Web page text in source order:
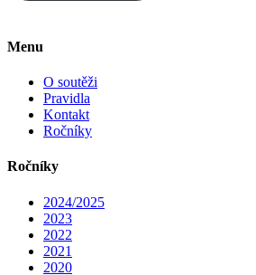
Menu
O soutěži
Pravidla
Kontakt
Ročníky
Ročníky
2024/2025
2023
2022
2021
2020